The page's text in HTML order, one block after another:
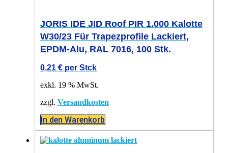
JORIS IDE JID Roof PIR 1.000 Kalotte
W30/23 Für Trapezprofile Lackiert,
EPDM-Alu, RAL 7016, 100 Stk.
0,21 € per Stck
exkl. 19 % MwSt.
zzgl. Versandkosten
In den Warenkorb